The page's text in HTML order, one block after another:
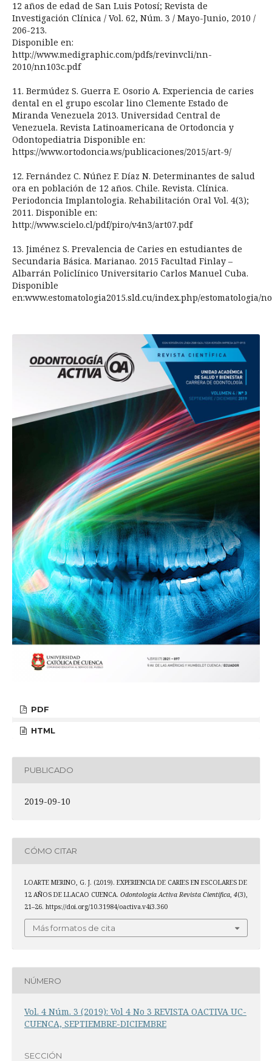
12 años de edad de San Luis Potosí; Revista de
Investigación Clínica / Vol. 62, Núm. 3 / Mayo-Junio, 2010 /
206-213.
Disponible en:
http://www.medigraphic.com/pdfs/revinvcli/nn-
2010/nn103c.pdf
11. Bermúdez S. Guerra E. Osorio A. Experiencia de caries
dental en el grupo escolar lino Clemente Estado de
Miranda Venezuela 2013. Universidad Central de
Venezuela. Revista Latinoamericana de Ortodoncia y
Odontopediatria Disponible en:
https://www.ortodoncia.ws/publicaciones/2015/art-9/
12. Fernández C. Núñez F. Díaz N. Determinantes de salud
ora en población de 12 años. Chile. Revista. Clínica.
Periodoncia Implantologia. Rehabilitación Oral Vol. 4(3);
2011. Disponible en:
http://www.scielo.cl/pdf/piro/v4n3/art07.pdf
13. Jiménez S. Prevalencia de Caries en estudiantes de
Secundaria Básica. Marianao. 2015 Facultad Finlay –
Albarrán Policlínico Universitario Carlos Manuel Cuba.
Disponible
en:www.estomatologia2015.sld.cu/index.php/estomatologia/
PDF
HTML
PUBLICADO
2019-09-10
CÓMO CITAR
LOARTE MERINO, G. J. (2019). EXPERIENCIA DE CARIES EN ESCOLARES DE
12 AÑOS DE LLACAO CUENCA. Odontología Activa Revista Científica, 4(3),
21–26. https://doi.org/10.31984/oactiva.v4i3.360
Más formatos de cita
NÚMERO
Vol. 4 Núm. 3 (2019): Vol 4 No 3 REVISTA OACTIVA UC-
CUENCA, SEPTIEMBRE-DICIEMBRE
SECCIÓN